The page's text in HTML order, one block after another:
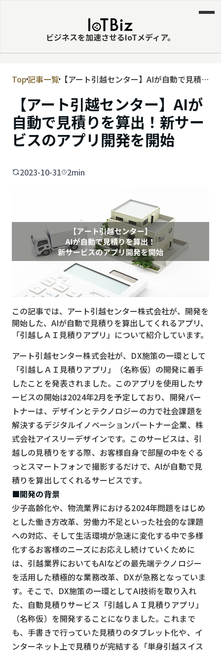
ビジネスを加速させるIoTメディア。
MVNE
エッジ
LPWA
DaaS
PaaS
MVNO
スマート漁業
クラウド
M2M
VPN
スマート〇〇
スマート農業
ドローン
ロボット
スマート物流
IoT
DX
ニュース
デジタルサイネージ
カメラ
Wi-Fi
SaaS
AI
おすすめ
SIM
Top記事一覧 【アート引越センター】AIが自動で見積
始
【アート引越センター】AIが
自動で見積りを算出！新サー
ビスのアプリ開発を開始
2023-10-31 2min
この記事では、アート引越センター株式会社が、開発を
開始した、AIが自動で見積りを算出してくれるアプリ、
「引越しＡＩ見積りアプリ」について紹介しています。
アート引越センター株式会社が、DX施策の一環として
「引越しＡＩ見積りアプリ」（名称仮）の開発に着手
したことを発表されました。このアプリを使用したサ
ービスの開始は2024年2月を予定しており、開発パー
トナーは、デザインとテクノロジーの力で社会課題を
解決するデジタルイノベーションパートナー企業、株
式会社アイスリーデザインです。このサービスは、引
越しの見積りをする際、お客様自身で部屋の中をぐる
っとスマートフォンで撮影するだけで、AIが自動で見
積りを算出してくれるサービスです。
■開発の背景
少子高齢化や、物流業界における2024年問題をはじめ
とした働き方改革、労働力不足といった社会的な課題
への対応、そして生活環境が急速に変化する中で多様
化するお客様のニーズにお応えし続けていくために
は、引越業界においてもAIなどの最先端テクノロジー
を活用した積極的な業務改革、DXが急務となっていま
す。そこで、DX施策の一環としてAI技術を取り入れ
た、自動見積りサービス「引越しＡＩ見積りアプリ」
（名称仮）を開発することになりました。これまで
も、手書きで行っていた見積りのタブレット化や、イ
ンターネット上で見積りが完結する「単身引越スイス